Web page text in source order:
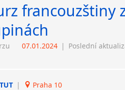
francouzštiny
07.01.2024 | Poslední
| Praha 10